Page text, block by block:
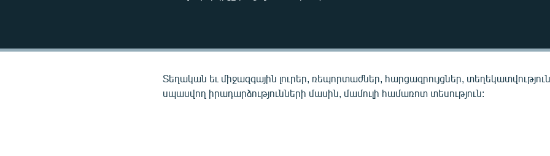
ՍՊՈՐՏ
Տեղական եւ միջազգային լուրեր, ռեպորտաժներ, հարցազրույցներ,
սպասվող իրադարձությունների մասին, մամուլի համառոտ տեսություն: